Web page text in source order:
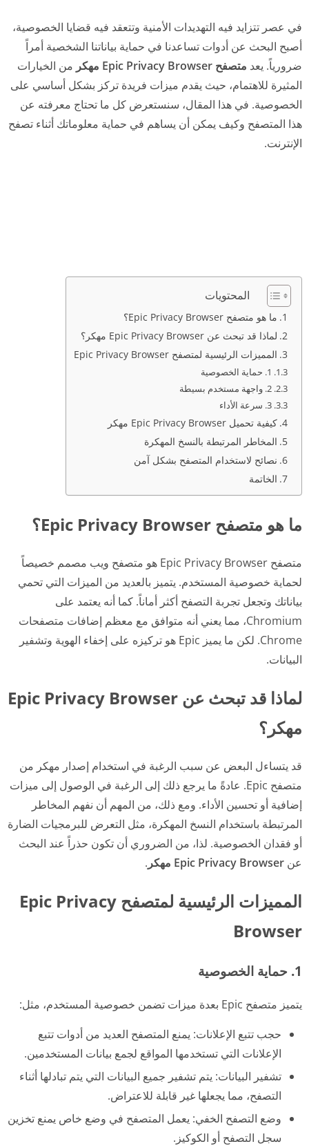
في عصر تتزايد فيه التهديدات الأمنية وتتعقد فيه قضايا الخصوصية،
أصبح البحث عن أدوات تساعدنا في حماية بياناتنا الشخصية أمراً
ضرورياً. يعد متصفح Epic Privacy Browser مهكر
من الخيارات
المثيرة للاهتمام، حيث يقدم ميزات فريدة تركز بشكل أساسي على
الخصوصية. في هذا المقال، سنستعرض كل ما تحتاج معرفته عن
هذا المتصفح وكيف يمكن أن يساهم في حماية معلوماتك أثناء تصفح
الإنترنت.
المحتويات
ما هو متصفح Epic Privacy Browser؟
لماذا قد تبحث عن Epic Privacy Browser مهكر؟
المميزات الرئيسية لمتصفح Epic Privacy Browser
1. حماية الخصوصية
2. واجهة مستخدم بسيطة
3. سرعة الأداء
كيفية تحميل Epic Privacy Browser مهكر
المخاطر المرتبطة بالنسخ المهكرة
نصائح لاستخدام المتصفح بشكل آمن
الخاتمة
ما هو متصفح Epic Privacy Browser؟
متصفح Epic Privacy Browser هو متصفح ويب مصمم خصيصاً
لحماية خصوصية المستخدم. يتميز بالعديد من الميزات التي تحمي
بياناتك وتجعل تجربة التصفح أكثر أماناً. كما أنه يعتمد على
Chromium، مما يعني أنه متوافق مع معظم إضافات متصفحات
Chrome. لكن ما يميز Epic هو تركيزه على إخفاء الهوية وتشفير
البيانات.
لماذا قد تبحث عن Epic Privacy Browser
مهكر؟
قد يتساءل البعض عن سبب الرغبة في استخدام إصدار مهكر من
متصفح Epic. عادةً ما يرجع ذلك إلى الرغبة في الوصول إلى ميزات
إضافية أو تحسين الأداء. ومع ذلك، من المهم أن نفهم المخاطر
المرتبطة باستخدام النسخ المهكرة، مثل التعرض للبرمجيات الضارة
أو فقدان الخصوصية. لذا، من الضروري أن تكون حذراً عند البحث
عن Epic Privacy Browser مهكر .
المميزات الرئيسية لمتصفح Epic Privacy
Browser
1. حماية الخصوصية
يتميز متصفح Epic بعدة ميزات تضمن خصوصية المستخدم، مثل:
حجب تتبع الإعلانات: يمنع المتصفح العديد من أدوات تتبع
الإعلانات التي تستخدمها المواقع لجمع بيانات المستخدمين.
تشفير البيانات: يتم تشفير جميع البيانات التي يتم تبادلها أثناء
التصفح، مما يجعلها غير قابلة للاعتراض.
وضع التصفح الخفي: يعمل المتصفح في وضع خاص يمنع تخزين
سجل التصفح أو الكوكيز.